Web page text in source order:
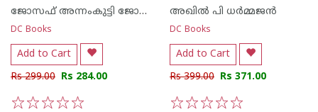
ജോസഫ് അന്നംകുട്ടി ജോസ്
DC Books
Add to Cart
Rs 299.00 Rs 284.00
അഖില്‍ പി ധര്‍മ്മജന്‍
DC Books
Add to Cart
Rs 399.00 Rs 371.00